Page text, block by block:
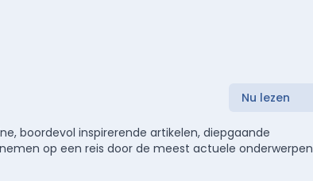
Nu lezen
boordevol inspirerende artikelen, diepgaande
op een reis door de meest actuele onderwerpen